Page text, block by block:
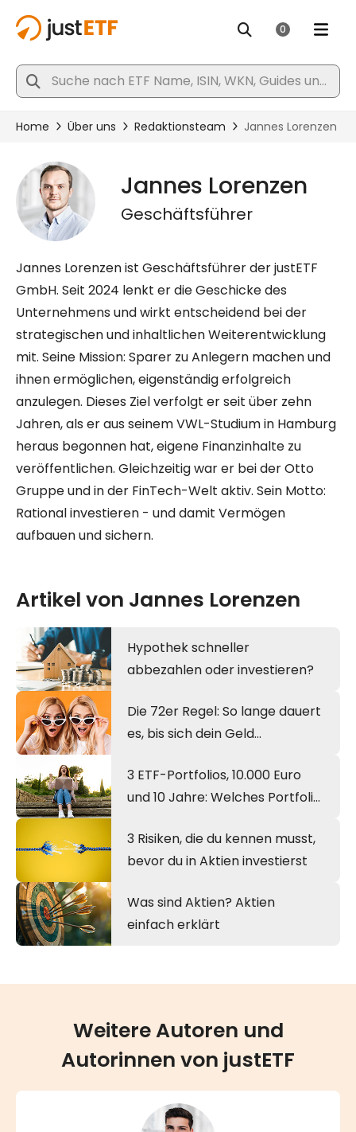
Jannes Lorenzen
Geschäftsführer
Jannes Lorenzen ist Geschäftsführer der justETF
GmbH. Seit 2024 lenkt er die Geschicke des
Unternehmens und wirkt entscheidend bei der
strategischen und inhaltlichen Weiterentwicklung
mit. Seine Mission: Sparer zu Anlegern machen und
ihnen ermöglichen, eigenständig erfolgreich
anzulegen. Dieses Ziel verfolgt er seit über zehn
Jahren, als er aus seinem VWL-Studium in Hamburg
heraus begonnen hat, eigene Finanzinhalte zu
veröffentlichen. Gleichzeitig war er bei der Otto
Gruppe und in der FinTech-Welt aktiv. Sein Motto:
Rational investieren - und damit Vermögen
aufbauen und sichern.
Artikel von Jannes Lorenzen
Hypothek schneller
abbezahlen oder investieren?
Die 72er Regel: So lange dauert
es, bis sich dein Geld
3 ETF-Portfolios, 10.000 Euro
und 10 Jahre: Welches Portfolio
3 Risiken, die du kennen musst,
bevor du in Aktien investierst
Was sind Aktien? Aktien
einfach erklärt
Weitere Autoren und
Autorinnen von justETF